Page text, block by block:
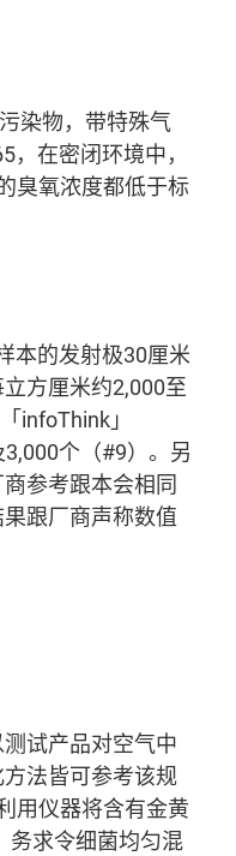
染物，带特殊气
在密闭环境中，
臭氧浓度都低于标
本的发射极30厘米
方厘米约2,000至
infoThink」
个（#9）。另
参考跟本会相同
跟厂商声称数值
试产品对空气中
法皆可参考该规
用仪器将含有金黄
务求令细菌均匀混